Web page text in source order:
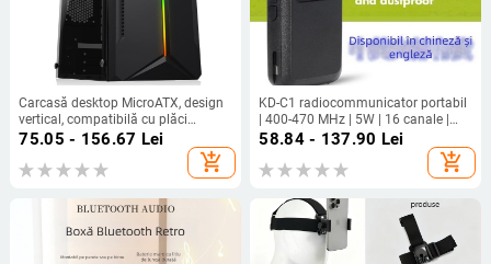
Carcasă desktop MicroATX, design
vertical, compatibilă cu plăci
MicroATX, USB 2.0 frontal, fără
75.05 - 156.67 Lei
add_shopping_cart
KD-C1 radiocommunicator portabil
| 400-470 MHz | 5W | 16 canale |
rază 3-5 km | Li‑ion 1500 mAh |
58.84 - 137.90 Lei
add_shopping_cart